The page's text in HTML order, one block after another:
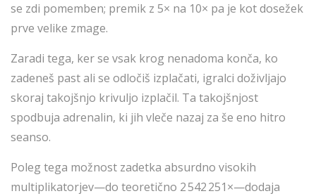
se zdi pomemben; premik z 5× na 10× pa je kot dosežek
prve velike zmage.
Zaradi tega, ker se vsak krog nenadoma konča, ko
zadeneš past ali se odločiš izplačati, igralci doživljajo
skoraj takojšnjo krivuljo izplačil. Ta takojšnjost
spodbuja adrenalin, ki jih vleče nazaj za še eno hitro
seanso.
Poleg tega možnost zadetka absurdno visokih
multiplikatorjev—do teoretično 2 542 251×—dodaja